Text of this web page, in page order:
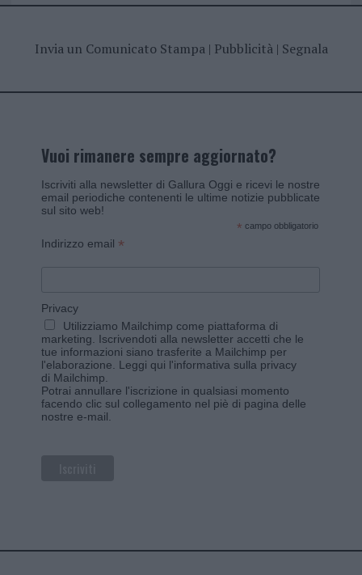
Invia un Comunicato Stampa| Pubblicità| Segnala
Vuoi rimanere sempre aggiornato?
Iscriviti alla newsletter di Gallura Oggi e ricevi le nostre
email periodiche contenenti le ultime notizie pubblicate
sul sito web!
* campo obbligatorio
Indirizzo email *
Privacy
Utilizziamo Mailchimp come piattaforma di
marketing. Iscrivendoti alla newsletter accetti che le
tue informazioni siano trasferite a Mailchimp per
l'elaborazione. Leggi qui l'informativa sulla privacy
di Mailchimp
Potrai annullare l'iscrizione in qualsiasi momento
facendo clic sul collegamento nel piè di pagina delle
nostre e-mail.